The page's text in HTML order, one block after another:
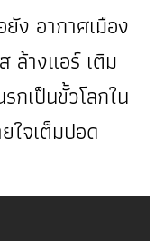
ง อากาศเมือง
ล้างแอร์ เติม
กเป็นขั้วโลกใน
ใจเต็มปอด